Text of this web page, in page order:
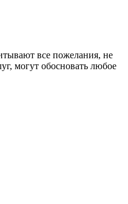
все пожелания, не
могут обосновать любое